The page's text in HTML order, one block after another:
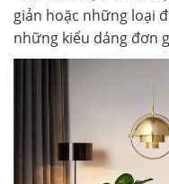
giản hoặc những loại
những kiểu dáng đơn